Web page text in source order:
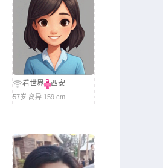
看世界 西安
57岁 离异 159 cm